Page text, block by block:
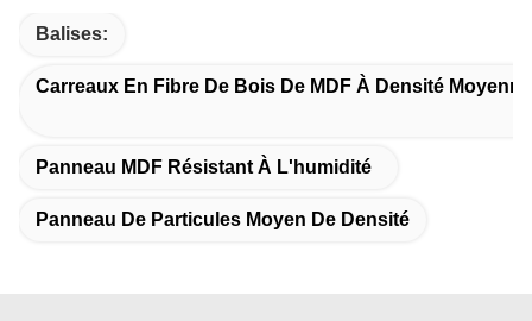
Balises:
Carreaux En Fibre De Bois De MDF À Densité Moyenne
Panneau MDF Résistant À L'humidité
Panneau De Particules Moyen De Densité